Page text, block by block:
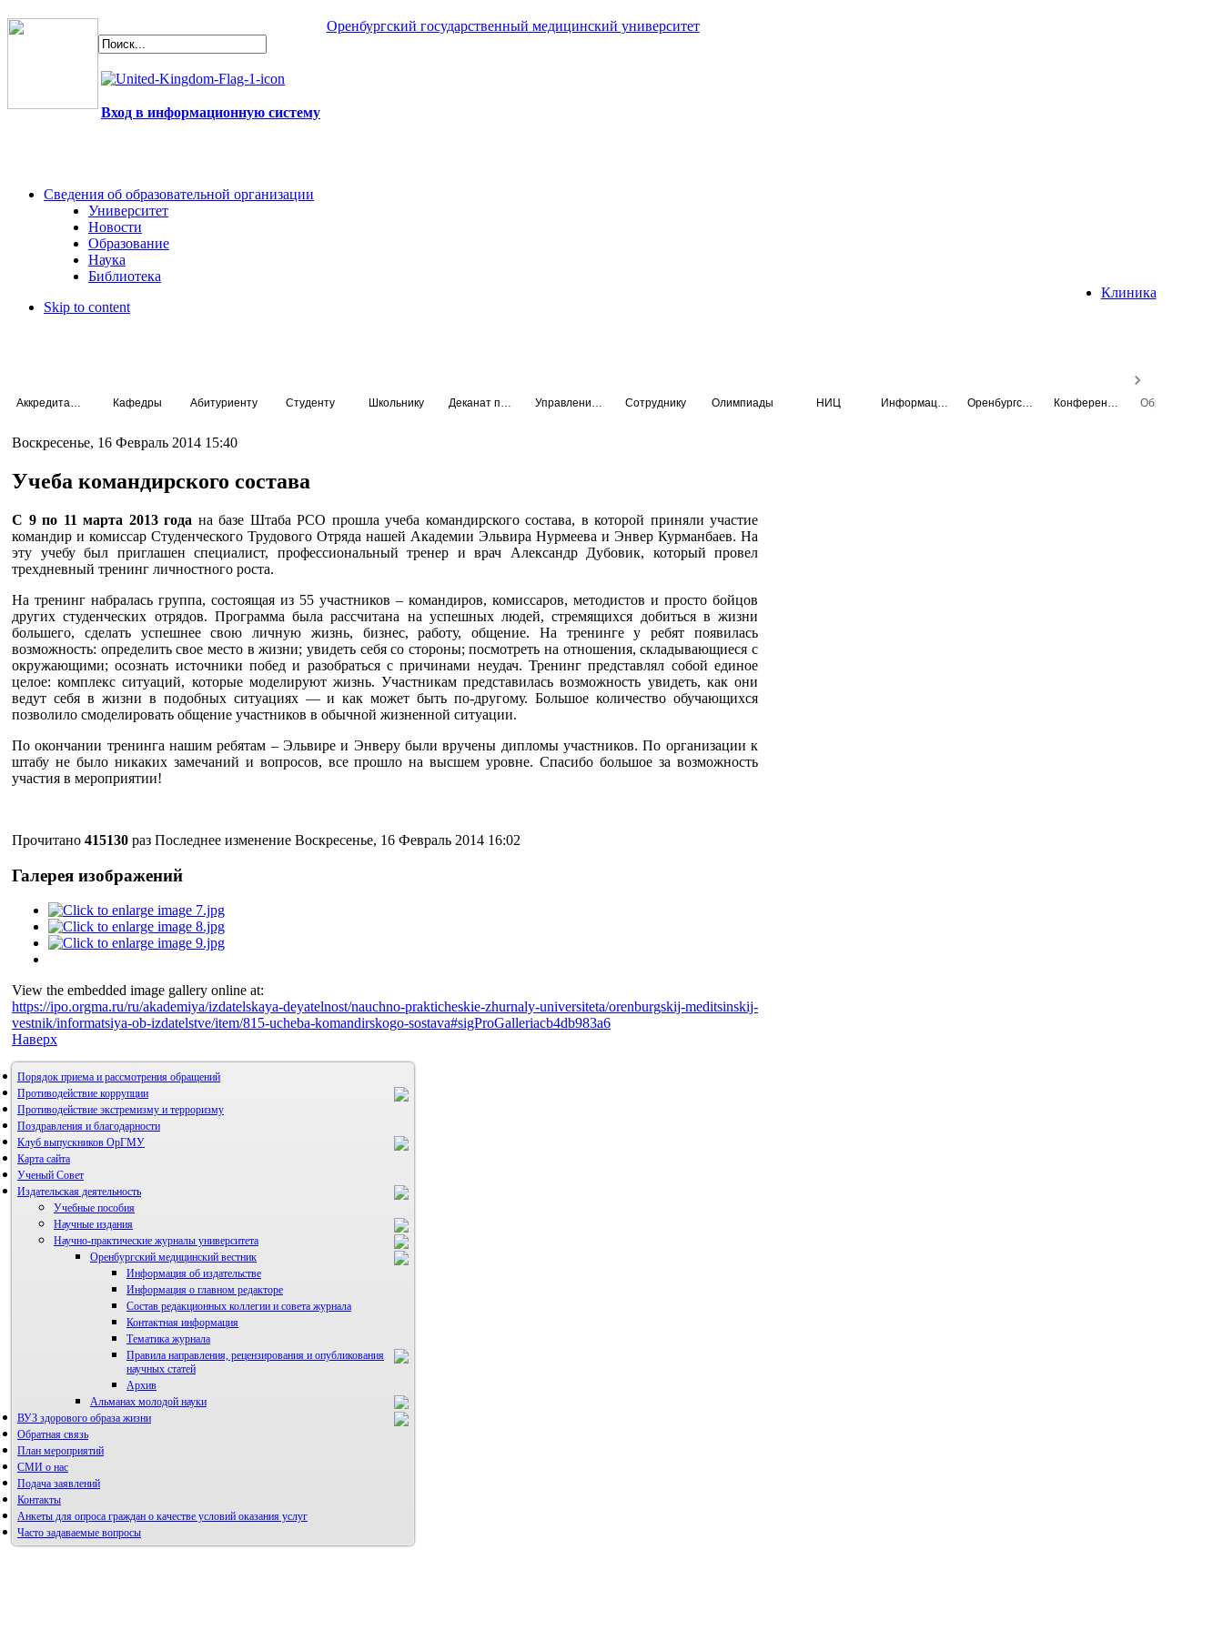
Оренбургский государственный медицинский университет
Вход в информационную систему
Сведения об образовательной организации
Университет
Новости
Образование
Наука
Библиотека
Клиника
Skip to content
Кафедры Абитуриенту Студенту Школьнику Сотруднику Олимпиады НИЦ
Воскресенье, 16 Февраль 2014 15:40
Учеба командирского состава
С 9 по 11 марта 2013 года на базе Штаба РСО прошла учеба командирского состава, в которой приняли участие
командир и комиссар Студенческого Трудового Отряда нашей Академии Эльвира Нурмеева и Энвер Курманбаев. На
эту учебу был приглашен специалист, профессиональный тренер и врач Александр Дубовик, который провел
трехдневный тренинг личностного роста.
На тренинг набралась группа, состоящая из 55 участников – командиров, комиссаров, методистов и просто бойцов
других студенческих отрядов. Программа была рассчитана на успешных людей, стремящихся добиться в жизни
большего, сделать успешнее свою личную жизнь, бизнес, работу, общение. На тренинге у ребят появилась
возможность: определить свое место в жизни; увидеть себя со стороны; посмотреть на отношения, складывающиеся с
окружающими; осознать источники побед и разобраться с причинами неудач. Тренинг представлял собой единое
целое: комплекс ситуаций, которые моделируют жизнь. Участникам представилась возможность увидеть, как они
ведут себя в жизни в подобных ситуациях — и как может быть по-другому. Большое количество обучающихся
позволило смоделировать общение участников в обычной жизненной ситуации.
По окончании тренинга нашим ребятам – Эльвире и Энверу были вручены дипломы участников. По организации к
штабу не было никаких замечаний и вопросов, все прошло на высшем уровне. Спасибо большое за возможность
участия в мероприятии!
Прочитано 415130 раз Последнее изменение Воскресенье, 16 Февраль 2014 16:02
Галерея изображений
View the embedded image gallery online at:
https://ipo.orgma.ru/ru/akademiya/izdatelskaya-deyatelnost/nauchno-prakticheskie-zhurnaly-universiteta/orenburgskij-meditsinskij-
vestnik/informatsiya-ob-izdatelstve/item/815-ucheba-komandirskogo-sostava#sigProGalleriacb4db983a6
Наверх
Порядок приема и рассмотрения обращений
Противодействие коррупции
Противодействие экстремизму и терроризму
Поздравления и благодарности
Клуб выпускников ОрГМУ
Карта сайта
Ученый Совет
Издательская деятельность
Учебные пособия
Научные издания
Научно-практические журналы университета
Оренбургский медицинский вестник
Информация об издательстве
Информация о главном редакторе
Состав редакционных коллегии и совета журнала
Контактная информация
Тематика журнала
Правила направления, рецензирования и опубликования
научных статей
Архив
Альманах молодой науки
Редакция журнала
ВУЗ здорового образа жизни
Фотогалерея
Обратная связь
План мероприятий
СМИ о нас
Подача заявлений
Контакты
Анкеты для опроса граждан о качестве условий оказания услуг
Часто задаваемые вопросы